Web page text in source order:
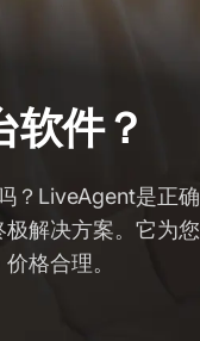
软件？
？LiveAgent是正确
解决方案。它为您
格合理。